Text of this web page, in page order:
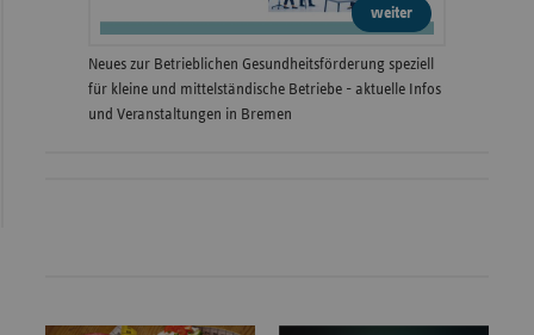
weiter
Neues zur Betrieblichen Gesundheitsförderung speziell
für kleine und mittelständische Betriebe - aktuelle Infos
und Veranstaltungen in Bremen